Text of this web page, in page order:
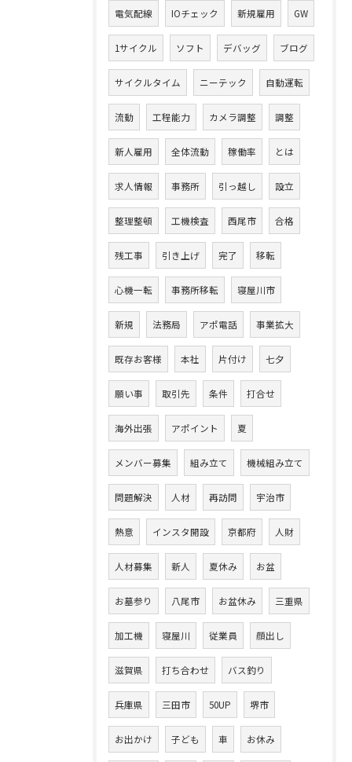
電気配線 IOチェック 新規雇用 GW
1サイクル ソフト デバッグ ブログ
サイクルタイム ニーテック 自動運転
流動 工程能力 カメラ調整 調整
新人雇用 全体流動 稼働率 とは
求人情報 事務所 引っ越し 設立
整理整頓 工機検査 西尾市 合格
残工事 引き上げ 完了 移転
心機一転 事務所移転 寝屋川市
新規 法務局 アポ電話 事業拡大
既存お客様 本社 片付け 七夕
願い事 取引先 条件 打合せ
海外出張 アポイント 夏
メンバー募集 組み立て 機械組み立て
問題解決 人材 再訪問 宇治市
熱意 インスタ開設 京都府 人財
人材募集 新人 夏休み お盆
お墓参り 八尾市 お盆休み 三重県
加工機 寝屋川 従業員 顔出し
滋賀県 打ち合わせ バス釣り
兵庫県 三田市 50UP 堺市
お出かけ 子ども 車 お休み